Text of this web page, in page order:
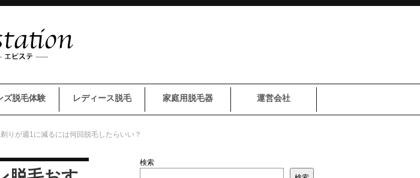
ズ脱毛体験 レディース脱毛 家庭用脱毛器 運営会社
りが週1に減るには何回脱毛したらいい？
検索